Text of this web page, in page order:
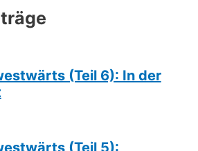
(Teil 6): In der